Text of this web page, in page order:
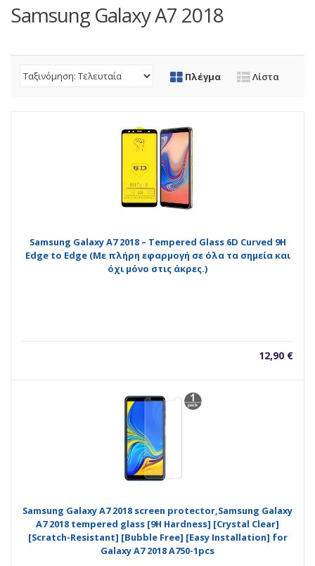
Samsung Galaxy A7 2018
Πλέγμα Λίστα
Samsung Galaxy A7 2018 – Tempered Glass 6D Curved 9H
Edge to Edge (Με πλήρη εφαρμογή σε όλα τα σημεία και
όχι μόνο στις άκρες.)
12,90 €
Samsung Galaxy A7 2018 screen protector,Samsung Galaxy
A7 2018 tempered glass [9H Hardness] [Crystal Clear]
[Scratch-Resistant] [Bubble Free] [Easy Installation] for
Galaxy A7 2018 A750-1pcs